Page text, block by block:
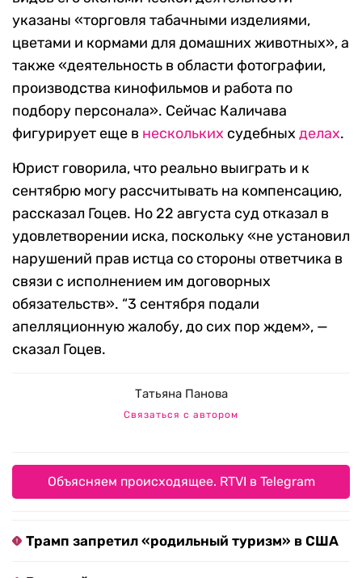
указаны «торговля табачными изделиями,
цветами и кормами для домашних животных», а
также «деятельность в области фотографии,
производства кинофильмов и работа по
подбору персонала». Сейчас Каличава
фигурирует еще в нескольких судебных делах.
Юрист говорила, что реально выиграть и к
сентябрю могу рассчитывать на компенсацию,
рассказал Гоцев. Но 22 августа суд отказал в
удовлетворении иска, поскольку «не установил
нарушений прав истца со стороны ответчика в
связи с исполнением им договорных
обязательств». “3 сентября подали
апелляционную жалобу, до сих пор ждем», —
сказал Гоцев.
Татьяна Панова
Связаться с автором
Объясняем происходящее. RTVI в Telegram
Трамп запретил «родильный туризм» в США